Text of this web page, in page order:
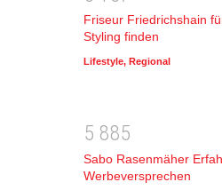
Friseur Friedrichshain
Styling finden
Lifestyle, Regional
5 885
Sabo Rasenmäher
Werbeversprechen